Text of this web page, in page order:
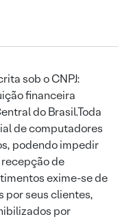
sob o CNPJ:
financeira
do Brasil.Toda
de computadores
podendo impedir
de
exime-se de
por seus clientes,
por